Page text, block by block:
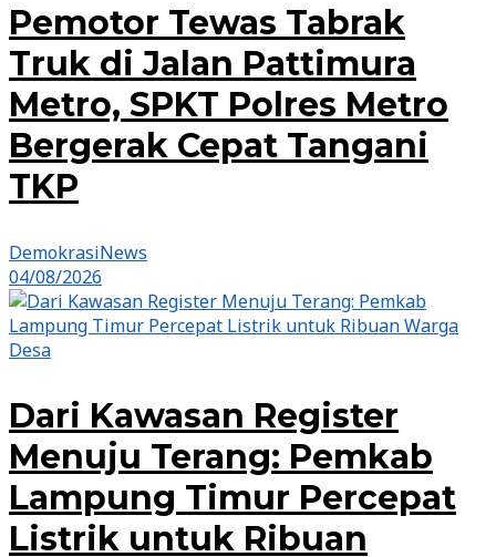
Pemotor Tewas Tabrak
Truk di Jalan Pattimura
Metro, SPKT Polres Metro
Bergerak Cepat Tangani
TKP
DemokrasiNews
04/08/2026
Desa
Dari Kawasan Register
Menuju Terang: Pemkab
Lampung Timur Percepat
Listrik untuk Ribuan